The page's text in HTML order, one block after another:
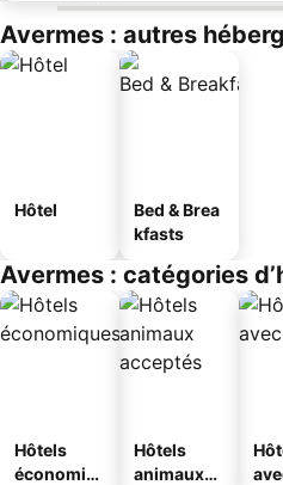
Avermes : autres
Hôtel
Bed & Brea
kfasts
Avermes : catégories
Hôtels
économiq
Hôtels
animaux